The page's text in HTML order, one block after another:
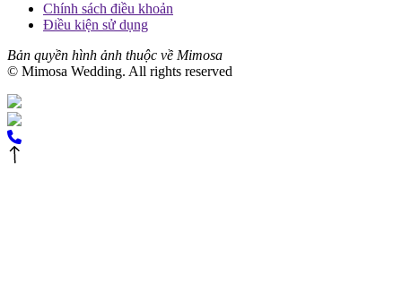
Chính sách điều khoản
Điều kiện sử dụng
Bản quyền hình ảnh thuộc về Mimosa
© Mimosa Wedding. All rights reserved